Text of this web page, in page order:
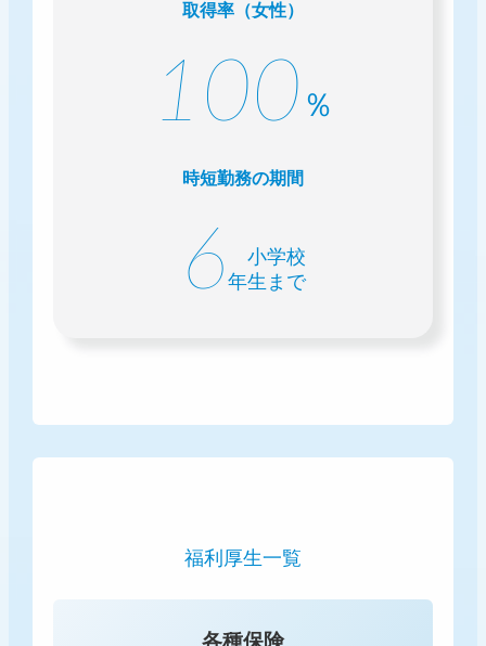
取得率（女性）
100 ％
時短勤務の期間
6
小学校
年生まで
福利厚生一覧
各種保険